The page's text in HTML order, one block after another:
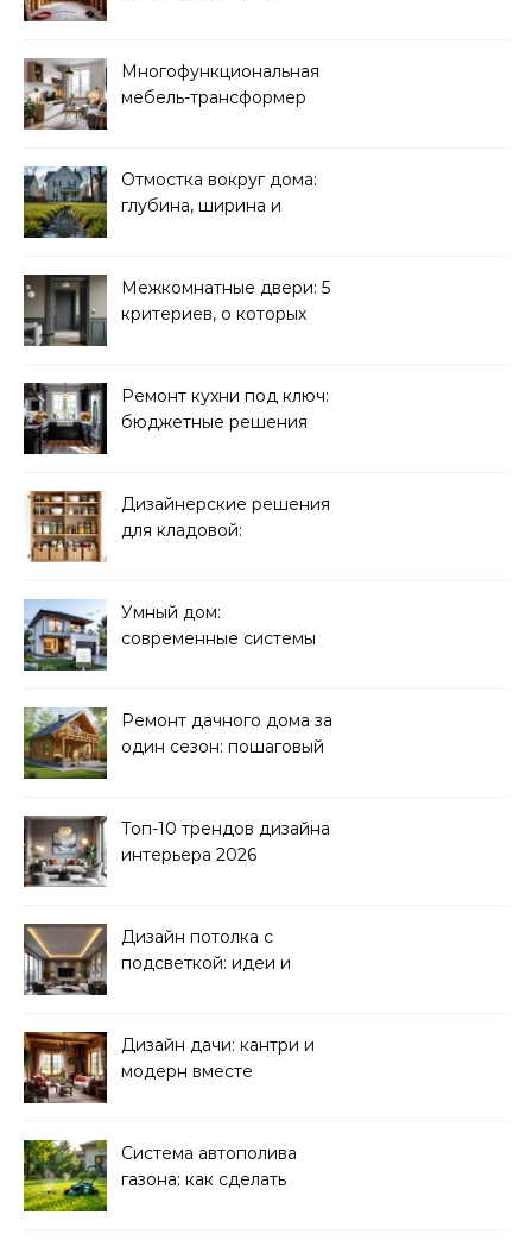
Многофункциональная
мебель-трансформер
Отмостка вокруг дома:
глубина, ширина и
Межкомнатные двери: 5
критериев, о которых
Ремонт кухни под ключ:
бюджетные решения
Дизайнерские решения
для кладовой:
Умный дом:
современные системы
Ремонт дачного дома за
один сезон: пошаговый
Топ-10 трендов дизайна
интерьера 2026
Дизайн потолка с
подсветкой: идеи и
Дизайн дачи: кантри и
модерн вместе
Система автополива
газона: как сделать